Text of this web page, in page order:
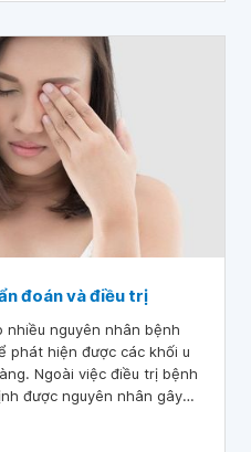
đoán và điều trị
nhiều nguyên nhân bệnh
phát hiện được các khối u
Ngoài việc điều trị bệnh
được nguyên nhân gây